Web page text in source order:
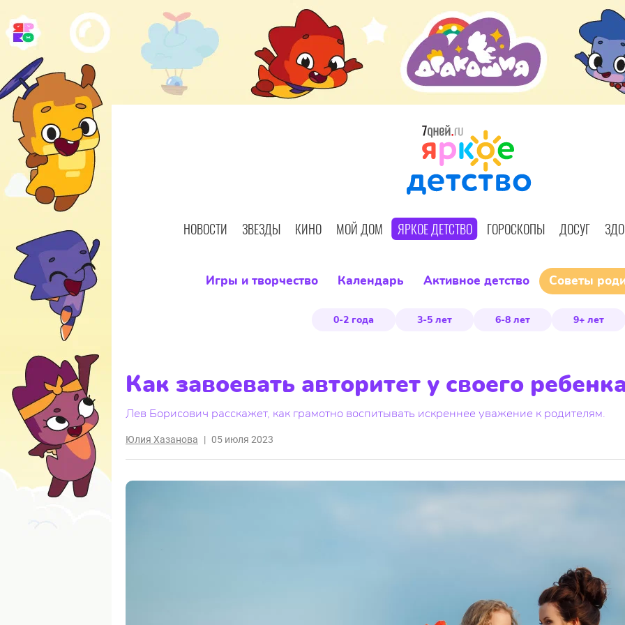
НОВОСТИ ЗВЕЗДЫ КИНО МОЙ ДОМ ЯРКОЕ ДЕТСТВО ГОРОСКОПЫ ДОСУГ
Игры и творчество Календарь Активное детство Советы
0-2 года 3-5 лет 6-8 лет 9+ лет
Как завоевать авторитет у своего
Лев Борисович расскажет, как грамотно воспитывать искреннее уважение к родителям.
Юлия Хазанова | 05 июля 2023